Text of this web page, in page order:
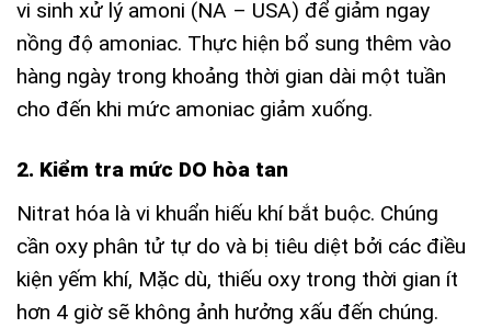
vi sinh xử lý amoni (NA – USA) để giảm ngay
nồng độ amoniac. Thực hiện bổ sung thêm vào
hàng ngày trong khoảng thời gian dài một tuần
cho đến khi mức amoniac giảm xuống.
2. Kiểm tra mức DO hòa tan
Nitrat hóa là vi khuẩn hiếu khí bắt buộc. Chúng
cần oxy phân tử tự do và bị tiêu diệt bởi các điều
kiện yếm khí, Mặc dù, thiếu oxy trong thời gian ít
hơn 4 giờ sẽ không ảnh hưởng xấu đến chúng.